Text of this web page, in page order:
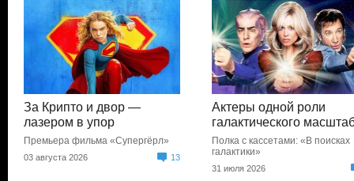
За Крипто и двор —
лазером в упор
Премьера фильма «Супергёрл»
03 августа 2026 13
Актеры одной роли
галактического
Полка с кассетами: «В поисках
галактики»
31 июля 2026